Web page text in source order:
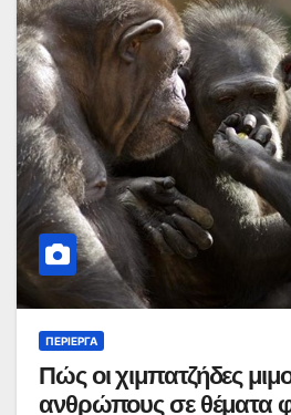
ΠΕΡΊΕΡΓΑ
Πώς οι χιμπατζήδες
ανθρώπους σε θέματα